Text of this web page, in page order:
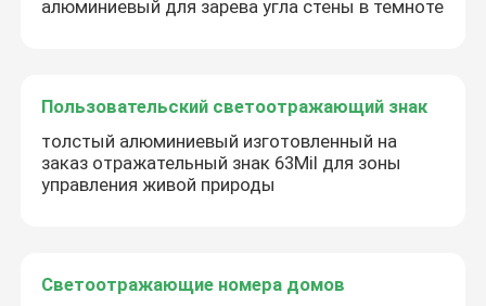
алюминиевый для зарева угла стены в темноте
Пользовательский светоотражающий знак
толстый алюминиевый изготовленный на
заказ отражательный знак 63Mil для зоны
управления живой природы
Светоотражающие номера домов